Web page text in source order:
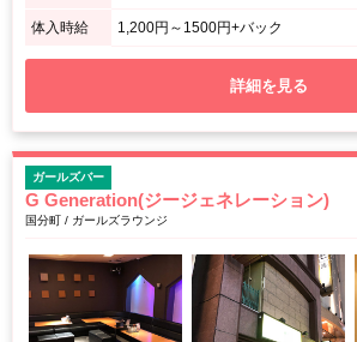
体入時給 1,200円～1500円+バック
詳細を見る
ガールズバー
G Generation(ジージェネレーション)
国分町 / ガールズラウンジ